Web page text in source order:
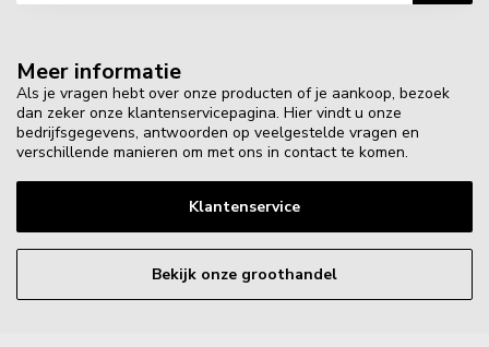
Meer informatie
Als je vragen hebt over onze producten of je aankoop, bezoek
dan zeker onze klantenservicepagina. Hier vindt u onze
bedrijfsgegevens, antwoorden op veelgestelde vragen en
verschillende manieren om met ons in contact te komen.
Klantenservice
Bekijk onze groothandel